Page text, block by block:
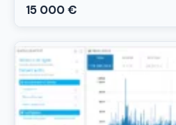
15 000 €